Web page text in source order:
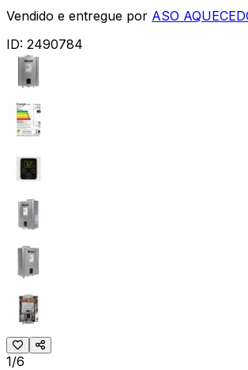
Vendido e entregue por ASO
ID: 2490784
1/6